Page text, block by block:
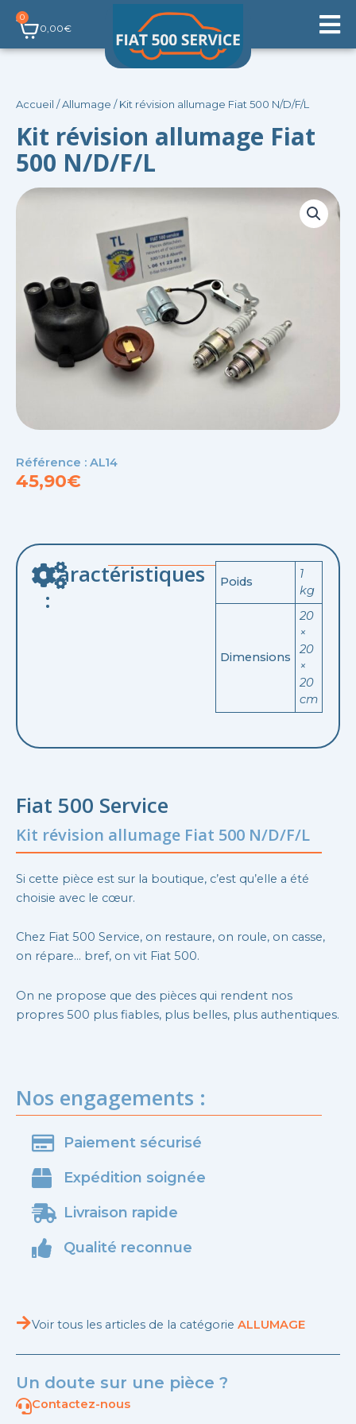
Aller
contenu
0,00€
0
Panier
Accueil /Allumage / Kit révision allumage Fiat 500 N/D/F/L
Kit révision allumage Fiat
500 N/D/F/L
Référence : AL14
45,90€
Caractéristiques
:
Poids
1
kg
Dimensions
20
×
20
×
20
cm
Fiat 500 Service
Kit révision allumage Fiat 500 N/D/F/L
Si cette pièce est sur la boutique, c’est qu’elle a été
choisie avec le cœur.
Chez Fiat 500 Service, on restaure, on roule, on casse,
on répare… bref, on vit Fiat 500.
On ne propose que des pièces qui rendent nos
propres 500 plus fiables, plus belles, plus authentiques.
Nos engagements :
Paiement sécurisé
Expédition soignée
Livraison rapide
Qualité reconnue
Voir tous les articles de la catégorie ALLUMAGE
Un doute sur une pièce ?
Contactez-nous